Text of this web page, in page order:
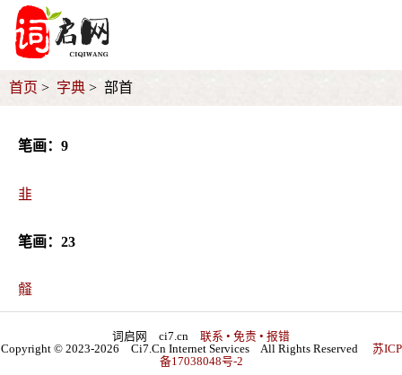
首页 字典 部首
笔画：9
韭
笔画：23
䪥
词启网 ci7.cn 联系 • 免责 • 报错
Copyright © 2023-2026 Ci7.Cn Internet Services All Rights Reserved
苏ICP
备17038048号-2